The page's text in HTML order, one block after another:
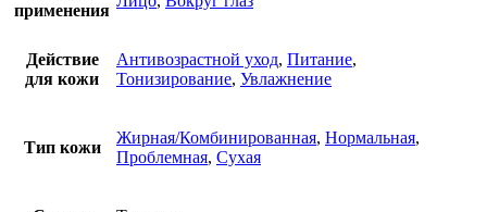
применения
Действие
для кожи
Антивозрастной уход, Питание,
Тонизирование, Увлажнение
Тип кожи
Жирная/Комбинированная, Нормальная,
Проблемная, Сухая